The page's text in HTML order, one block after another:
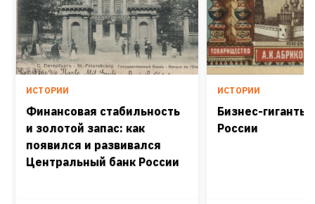
ИСТОРИИ
Финансовая стабильность
и золотой запас: как
появился и развивался
Центральный банк России
ИСТОРИИ
Бизнес-гиганты
России